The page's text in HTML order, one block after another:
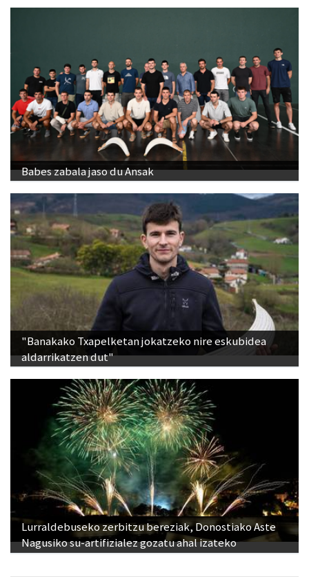
Babes zabala jaso du Ansak
"Banakako Txapelketan jokatzeko nire eskubidea
aldarrikatzen dut"
Lurraldebuseko zerbitzu bereziak, Donostiako Aste
Nagusiko su-artifizialez gozatu ahal izateko